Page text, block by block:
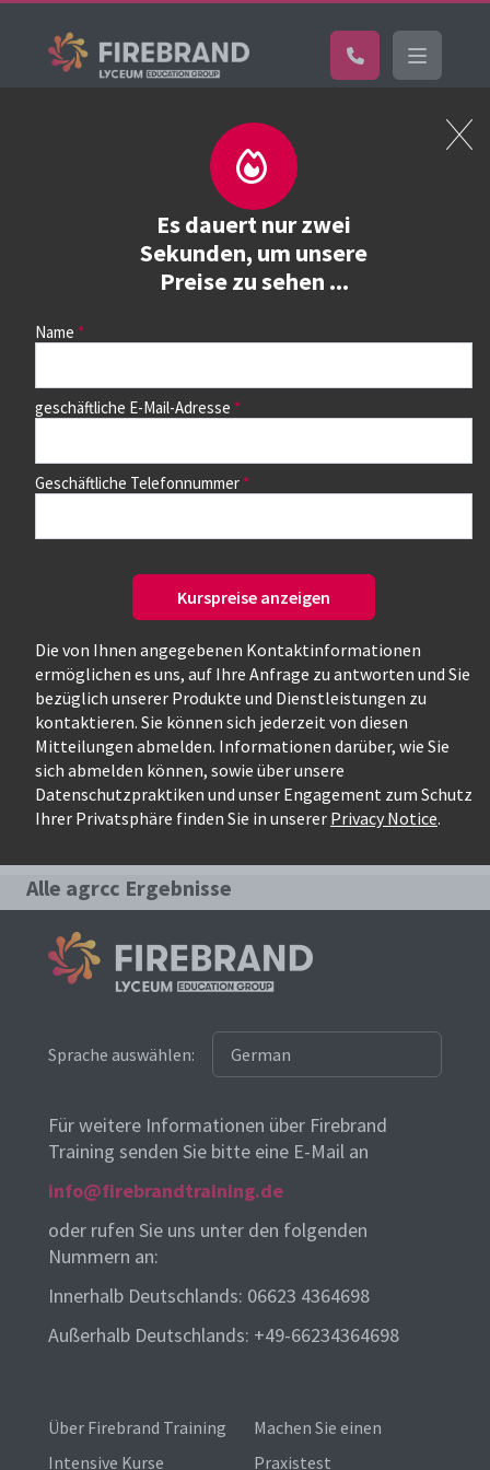
Es dauert nur zwei
Sekunden, um unsere
Preise zu sehen ...
Name
geschäftliche E-Mail-Adresse
Geschäftliche Telefonnummer
Kurspreise anzeigen
Die von Ihnen angegebenen Kontaktinformationen
ermöglichen es uns, auf Ihre Anfrage zu antworten und Sie
bezüglich unserer Produkte und Dienstleistungen zu
kontaktieren. Sie können sich jederzeit von diesen
Mitteilungen abmelden. Informationen darüber, wie Sie
sich abmelden können, sowie über unsere
Datenschutzpraktiken und unser Engagement zum Schutz
Ihrer Privatsphäre finden Sie in unserer Privacy Notice.
Kurs buchen
Wählen Sie zunächst einen Kurs aus der Liste unten aus.
auswählen.
Nur verfügbare Kurse
Relevanteste Kurse für die Suche:
agrcc
Alle agrcc Ergebnisse
Sprache auswählen:
Für weitere Informationen über Firebrand
Training senden Sie bitte eine E-Mail an
info@firebrandtraining.de
oder rufen Sie uns unter den folgenden
Nummern an:
Innerhalb Deutschlands: 06623 4364698
Außerhalb Deutschlands: +49-66234364698
Über Firebrand Training
Intensive Kurse
Machen Sie einen
Praxistest